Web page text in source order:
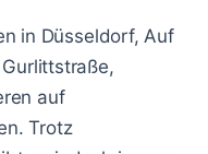
in Düsseldorf, Auf
auf
Trotz